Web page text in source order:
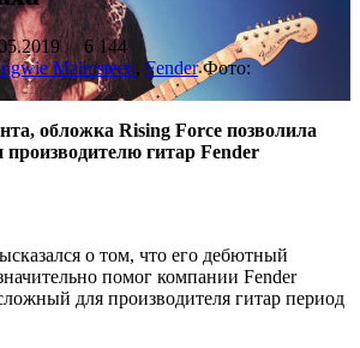
6 144
Malmsteen, Fender Фото:
обложка Rising Force позволила
гитар Fender
о том, что его дебютный
помог компании Fender
для производителя гитар период